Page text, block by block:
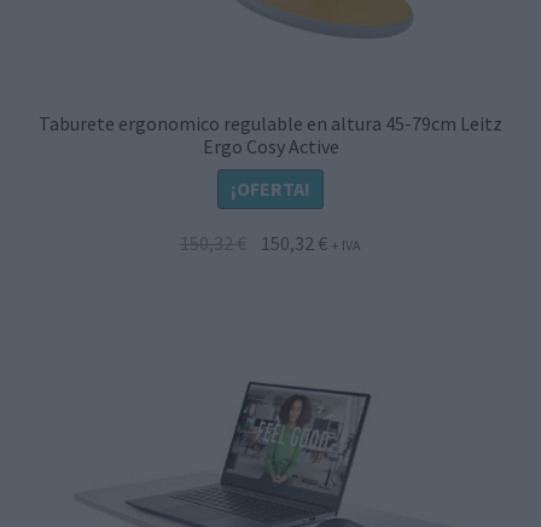
Taburete ergonomico regulable en altura 45-79cm Leitz
Ergo Cosy Active
¡OFERTA!
150,32€
El150,32 €El
+ IVA